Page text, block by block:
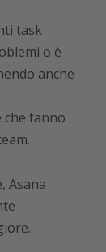
task
o è
anche
che fanno
Asana